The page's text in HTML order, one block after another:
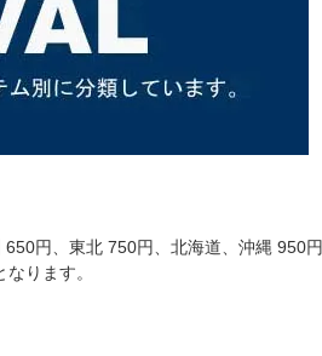
円、東北 750円、北海道、沖縄 950円
ります。